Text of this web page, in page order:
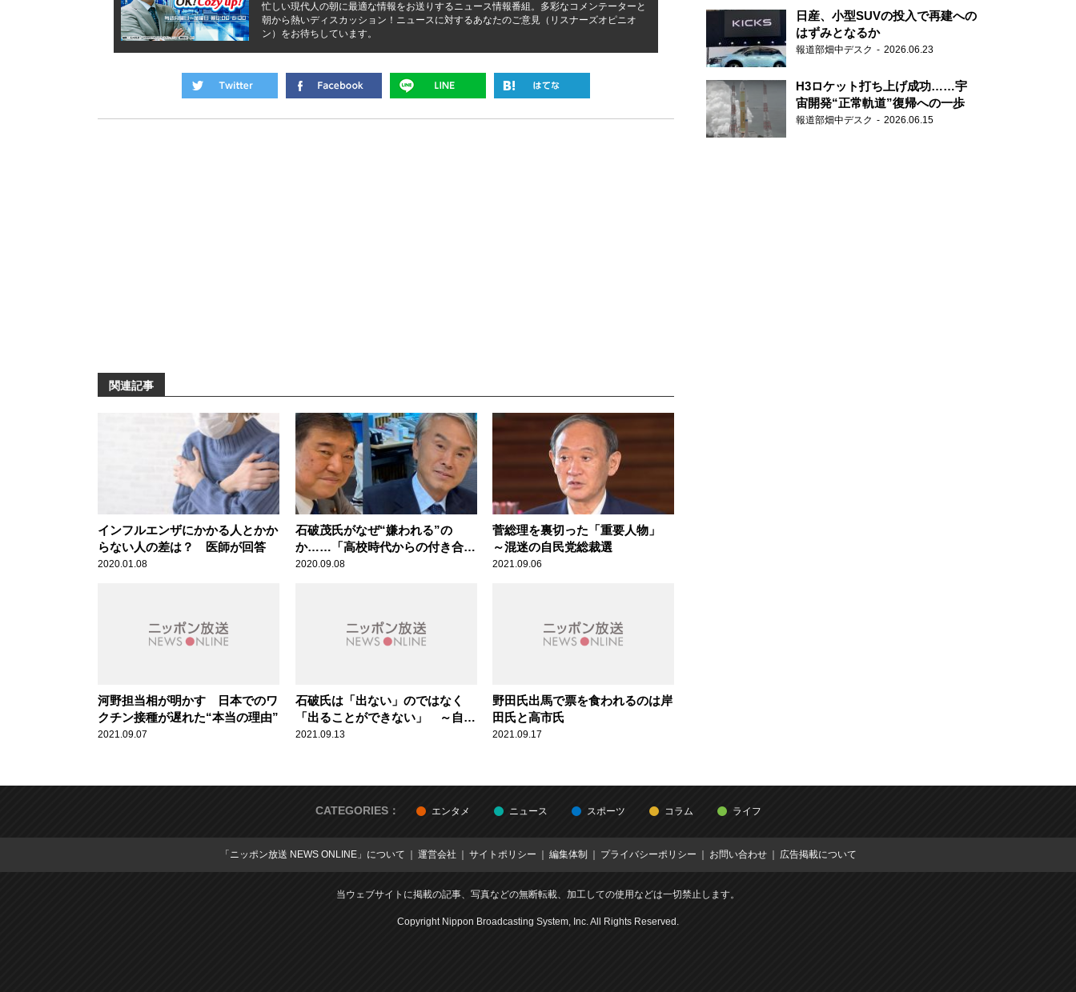
忙しい現代人の朝に最適な情報をお送りするニュース情報番組。多彩なコメンテーターと
朝から熱いディスカッション！ニュースに対するあなたのご意見（リスナーズオピニオ
ン）をお待ちしています。
関連記事
インフルエンザにかかる人とかか
らない人の差は？ 医師が回答
2020.01.08
石破茂氏がなぜ“嫌われる”の
か……「高校時代からの付き合
い」石原伸晃氏が分析
2020.09.08
菅総理を裏切った「重要人物」
～混迷の自民党総裁選
2021.09.06
河野担当相が明かす 日本でのワ
クチン接種が遅れた“本当の理由”
2021.09.07
石破氏は「出ない」のではなく
「出ることができない」 ～自民
党総裁選のポイント
2021.09.13
野田氏出馬で票を食われるのは岸
田氏と高市氏
2021.09.17
日産、小型SUVの投入で再建への
はずみとなるか
報道部畑中デスク 2026.06.23
H3ロケット打ち上げ成功……宇
宙開発“正常軌道”復帰への一歩
報道部畑中デスク 2026.06.15
CATEGORIES： エンタメ ニュース スポーツ コラム ライフ
「ニッポン放送 NEWS ONLINE」について 運営会社 サイトポリシー 編集体制 プライバシーポリシー お問い合わせ 広告掲載について
当ウェブサイトに掲載の記事、写真などの無断転載、加工しての使用などは一切禁止します。
Copyright Nippon Broadcasting System, Inc. All Rights Reserved.